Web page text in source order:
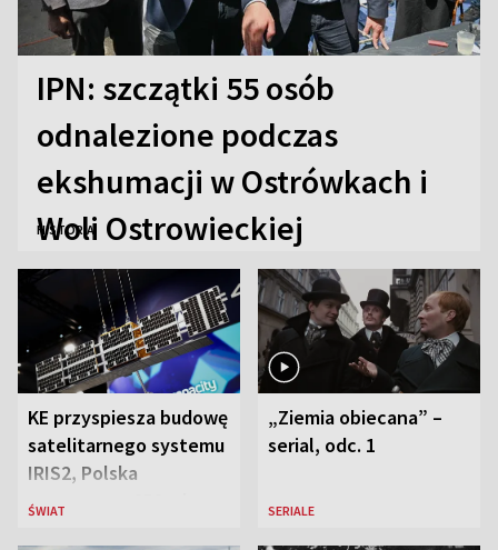
IPN: szczątki 55 osób
odnalezione podczas
ekshumacji w Ostrówkach i
Woli Ostrowieckiej
HISTORIA
KE przyspiesza budowę
satelitarnego systemu
IRIS2, Polska
przeznaczy 656 mln
ŚWIAT
„Ziemia obiecana” –
serial, odc. 1
SERIALE